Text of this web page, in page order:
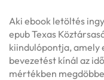
Aki ebook letöltés
epub Texas
kiindulópontja, amely
bevezetést kínál az
mértékben